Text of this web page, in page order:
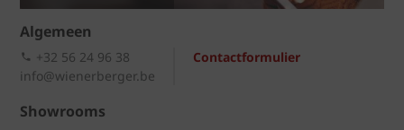
Algemeen
Contactformulier
+32 56 24 96 38
info@wienerberger.be
Showrooms